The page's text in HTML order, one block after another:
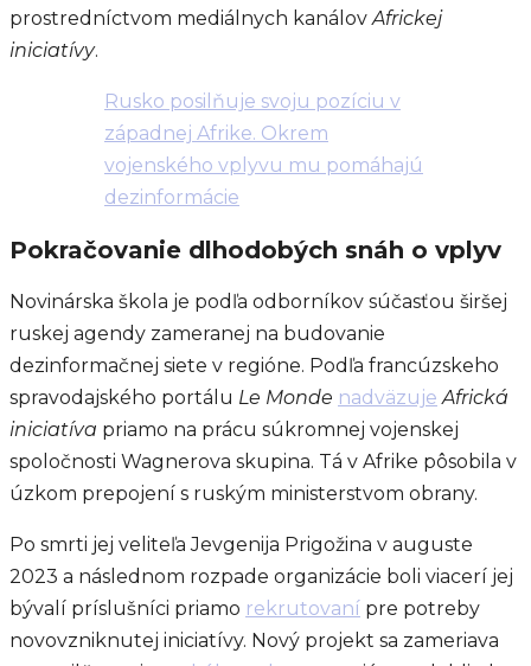
prostredníctvom mediálnych kanálovAfrickej
iniciatívy.
Rusko posilňuje svoju pozíciu v
západnej Afrike. Okrem
vojenského vplyvu mu pomáhajú
dezinformácie
Pokračovanie dlhodobých snáh o vplyv
Novinárska škola je podľa odborníkov súčasťou širšej
ruskej agendy zameranej na budovanie
dezinformačnej siete v regióne. Podľa francúzskeho
spravodajského portálu Le Monde nadväzuje Africká
iniciatíva priamo na prácu súkromnej vojenskej
spoločnosti Wagnerova skupina. Tá v Afrike pôsobila v
úzkom prepojení s ruským ministerstvom obrany.
Po smrti jej veliteľa Jevgenija Prigožina v auguste
2023 a následnom rozpade organizácie boli viacerí jej
bývalí príslušníci priamo rekrutovaní pre potreby
novovzniknutej iniciatívy. Nový projekt sa zameriava